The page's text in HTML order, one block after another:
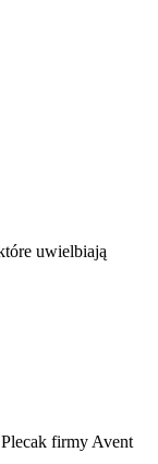
uwielbiają
firmy Avent